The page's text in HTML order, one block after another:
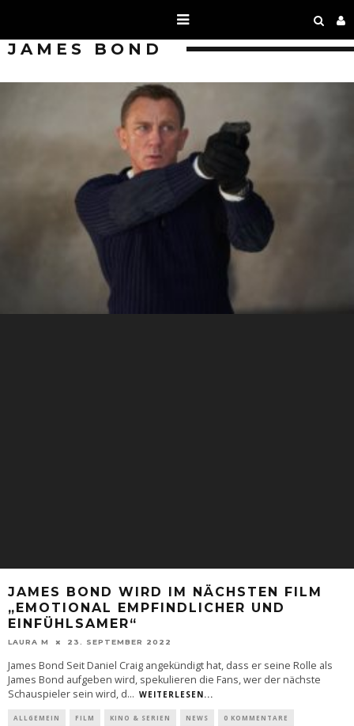
JAMES BOND
JAMES BOND WIRD IM NÄCHSTEN FILM
„EMOTIONAL EMPFINDLICHER UND
EINFÜHLSAMER“
LAURA M 23. SEPTEMBER 2022
James Bond Seit Daniel Craig angekündigt hat, dass er seine Rolle als
James Bond aufgeben wird, spekulieren die Fans, wer der nächste
Schauspieler sein wird, d... WEITERLESEN...
ALLGEMEIN FILM KINO & SERIEN NEWS 0 KOMMENTARE